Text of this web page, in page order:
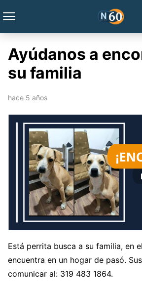
Ayúdanos a
su familia
hace 5 años
Está perrita busca a su familia, en
encuentra en un hogar de pasó.
comunicar al: 319 483 1864.